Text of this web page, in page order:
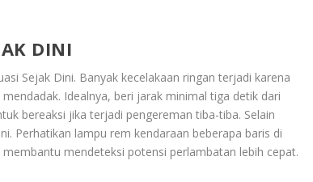
DINI
Sejak Dini. Banyak kecelakaan ringan terjadi karena
Idealnya, beri jarak minimal tiga detik dari
bereaksi jika terjadi pengereman tiba-tiba. Selain
Perhatikan lampu rem kendaraan beberapa baris di
mendeteksi potensi perlambatan lebih cepat.